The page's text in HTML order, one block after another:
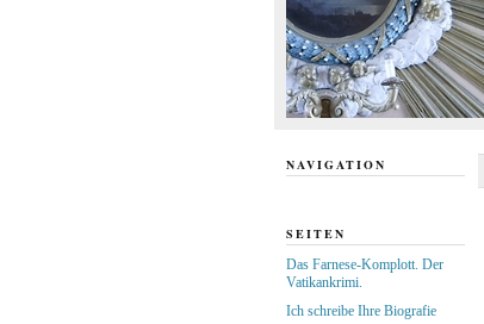
NAVIGATION
SEITEN
Das Farnese-Komplott. Der
Vatikankrimi.
Ich schreibe Ihre Biografie